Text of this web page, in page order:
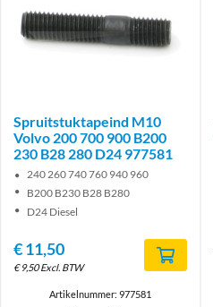
Spruitstuktapeind M10
Volvo 200 700 900 B200
230 B28 280 D24 977581
240 260 740 760 940 960
B200 B230 B28 B280
D24 Diesel
€11,50
€9,50 Excl. BTW
Artikelnummer: 977581